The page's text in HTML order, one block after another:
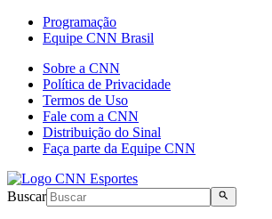
Programação
Equipe CNN Brasil
Sobre a CNN
Política de Privacidade
Termos de Uso
Fale com a CNN
Distribuição do Sinal
Faça parte da Equipe CNN
Buscar